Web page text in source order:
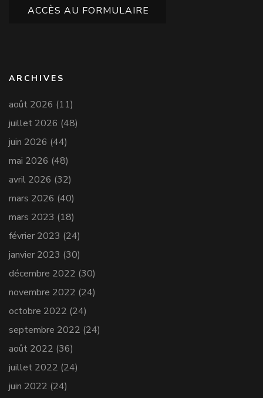
ACCÈS AU FORMULAIRE
ARCHIVES
août 2026 (11)
juillet 2026 (48)
juin 2026 (44)
mai 2026 (48)
avril 2026 (32)
mars 2026 (40)
mars 2023 (18)
février 2023 (24)
janvier 2023 (30)
décembre 2022 (30)
novembre 2022 (24)
octobre 2022 (24)
septembre 2022 (24)
août 2022 (36)
juillet 2022 (24)
juin 2022 (24)